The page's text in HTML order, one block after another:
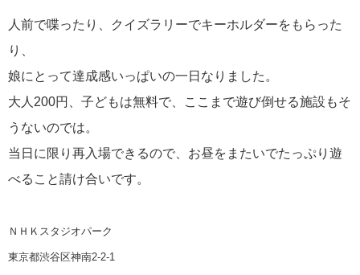
人前で喋ったり、クイズラリーでキーホルダーをもらった
り、
娘にとって達成感いっぱいの一日なりました。
大人200円、子どもは無料で、ここまで遊び倒せる施設もそ
うないのでは。
当日に限り再入場できるので、お昼をまたいでたっぷり遊
べること請け合いです。
ＮＨＫスタジオパーク
東京都渋谷区神南2-2-1